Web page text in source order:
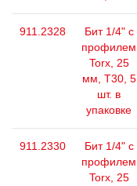
911.2328
Бит 1/4" с
профилем
Torx, 25
мм, Т30, 5
шт. в
упаковке
911.2330
Бит 1/4" с
профилем
Torx, 25